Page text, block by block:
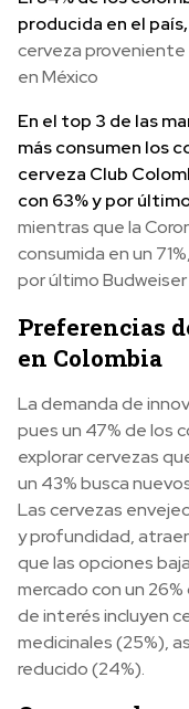
producida en el país,
cerveza proveniente
en México
En el top 3 de las
más consumen los
cerveza Club
con 63% y por
mientras que la
consumida en un
por último Budweiser
Preferencias
en Colombia
La demanda de
pues un 47% de los
explorar cervezas
un 43% busca
Las cervezas
y profundidad,
que las opciones
mercado con un
de interés incluyen
medicinales (25%),
reducido (24%).